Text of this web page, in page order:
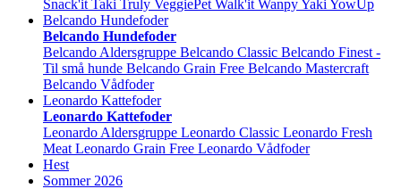
Snack'it Taki Truly VeggiePet Walk'it WanpyYaki YowUp
Belcando Hundefoder
Belcando Hundefoder
Belcando Aldersgruppe Belcando Classic Belcando Finest -
Til små hunde Belcando Grain Free Belcando Mastercraft
Belcando Vådfoder
Leonardo Kattefoder
Leonardo Kattefoder
Leonardo Aldersgruppe Leonardo Classic Leonardo Fresh
Meat Leonardo Grain Free Leonardo Vådfoder
Hest
Sommer 2026